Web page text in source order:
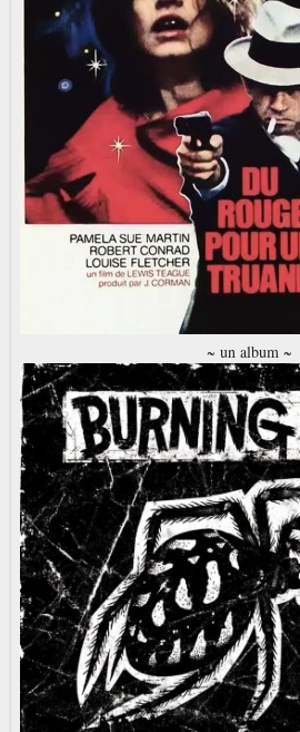
~ un album ~